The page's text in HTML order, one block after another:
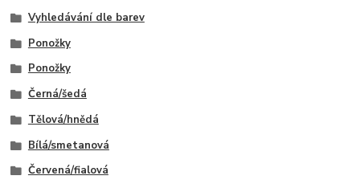
Vyhledávání dle barev
Ponožky
Ponožky
Černá/šedá
Tělová/hnědá
Bílá/smetanová
Červená/fialová